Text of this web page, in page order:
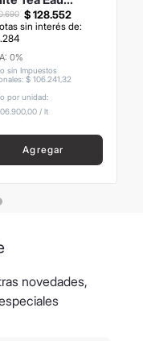
EDT 100ml
$128.552
.690
sin interés de:
.284
0%
sin Impuestos
: $ 106241 32
por unidad:
/ lt
Agregar
novedades,